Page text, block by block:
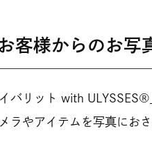
客様からのお写
イバリット with
ラやアイテムを写真にお